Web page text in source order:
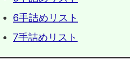
6手詰めリスト
7手詰めリスト